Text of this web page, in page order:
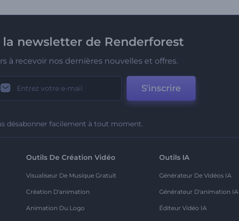
la newsletter de Renderforest
à recevoir nos dernières nouvelles et offres.
S'inscrire
désabonner facilement à tout moment.
Outils De Création Vidéo
Visualiseur De Musique Gratuit
Création D'animation
Animation Du Logo
Outils IA
Générateur De Vidéos IA
Générateur D'animation IA
Éditeur Vidéo IA